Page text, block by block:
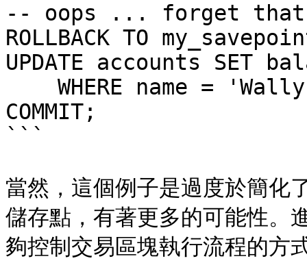
-- oops ... forget that
ROLLBACK TO
UPDATE accounts SET
COMMIT;
```
當然，這個例子是過度於簡化
儲存點，有著更多的可能性。
夠控制交易區塊執行流程的方